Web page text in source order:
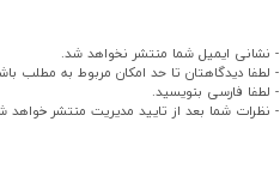
- نشانی ایمیل شما منتشر نخواهد شد.
- لطفا دیدگاهتان تا حد امکان مربوط به مطلب
- لطفا فارسی بنویسید.
- نظرات شما بعد از تایید مدیریت منتشر خواهد